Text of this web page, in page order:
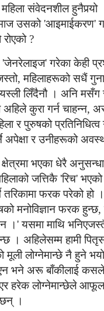
संवेदनशील
उसको 'आइमाईकरण'
?
'जेनरेलाइज' गरेका केही
महिलाहरूको सधैं
लिँदैनौ । अनि
अहिले कुरा गर्न
र पुरुषको प्रतिनिधित्व
अपेक्षा र उनीहरूको
क्षेत्रमा भएका धेरै
जत्तिकै 'रिच'
फरक परेको हो
मनोविज्ञान फरक
।' यसमा माथि
। अहिलेसम्म हामी
मूली लोग्नेमान्छे नै हुने
भने अरू बाँकीलाई
हरेक लोग्नेमान्छेले
।